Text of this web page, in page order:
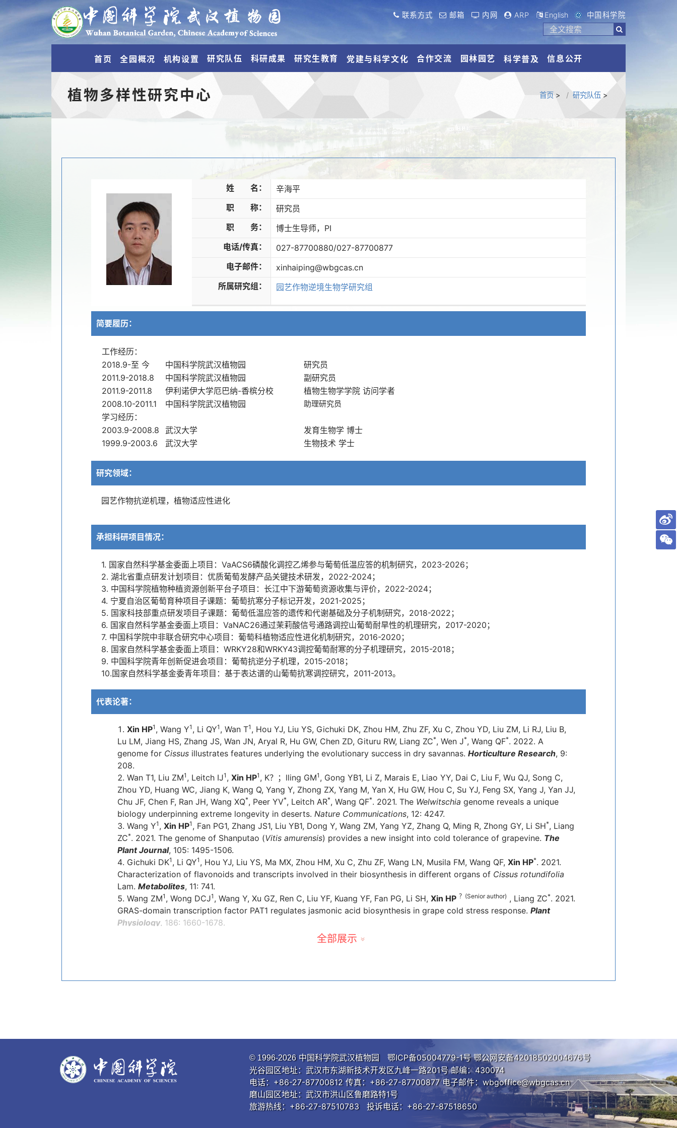
联系方式 邮箱 内网 ARP English 中国科学院
首页 全园概况 机构设置 研究队伍 科研成果 研究生教育 党建与科学文化 合作交流 园林园艺 科学普及 信息公开
植物多样性研究中心 首页> 研究队伍>
姓 名：
辛海平
职 称：
研究员
职 务：
博士生导师，PI
电话/传真：
027-87700880/027-87700877
电子邮件：
xinhaiping@wbgcas.cn
所属研究组：
园艺作物逆境生物学研究组
简要履历：
工作经历：
2018.9-至 今
中国科学院武汉植物园
研究员
2011.9-2018.8
中国科学院武汉植物园
副研究员
2011.9-2011.8
伊利诺伊大学厄巴纳-香槟分校
植物生物学学院 访问学者
2008.10-2011.1
中国科学院武汉植物园 助理研究员
学习经历：
2003.9-2008.8
武汉大学
发育生物学 博士
1999.9-2003.6
武汉大学 生物技术 学士
研究领域：
园艺作物抗逆机理，植物适应性进化
承担科研项目情况：
1. 国家自然科学基金委面上项目：VaACS6磷酸化调控乙烯参与葡萄低温应答的机制研究，2023-2026；
2. 湖北省重点研发计划项目：优质葡萄发酵产品关键技术研发，2022-2024；
3. 中国科学院植物种植资源创新平台子项目：长江中下游葡萄资源收集与评价，2022-2024；
4. 宁夏自治区葡萄育种项目子课题：葡萄抗寒分子标记开发，2021-2025；
5. 国家科技部重点研发项目子课题：葡萄低温应答的遗传和代谢基础及分子机制研究，2018-2022；
6. 国家自然科学基金委面上项目：VaNAC26通过茉莉酸信号通路调控山葡萄耐旱性的机理研究，2017-2020；
7. 中国科学院中非联合研究中心项目：葡萄科植物适应性进化机制研究，2016-2020；
8. 国家自然科学基金委面上项目：WRKY28和WRKY43调控葡萄耐寒的分子机理研究，2015-2018；
9. 中国科学院青年创新促进会项目：葡萄抗逆分子机理，2015-2018；
10.国家自然科学基金委青年项目：基于表达谱的山葡萄抗寒调控研究，2011-2013。
代表论著：
Xin HP1 , Wang Y1 , Li QY1 , Wan T1 , Hou YJ, Liu YS, Gichuki DK, Zhou HM, Zhu ZF, Xu C, Zhou YD, Liu ZM, Li RJ, Liu B,
Lu LM, Jiang HS, Zhang JS, Wan JN, Aryal R, Hu GW, Chen ZD, Gituru RW, Liang ZC*, Wen J*, Wang QF*. 2022. A
genome for Cissus illustrates features underlying the evolutionary success in dry savannas. Horticulture Research, 9:
208.
Wan T1, Liu ZM1 , Leitch IJ1 , Xin HP1 , K？；lling GM1 , Gong YB1, Li Z, Marais E, Liao YY, Dai C, Liu F, Wu QJ, Song C,
Zhou YD, Huang WC, Jiang K, Wang Q, Yang Y, Zhong ZX, Yang M, Yan X, Hu GW, Hou C, Su YJ, Feng SX, Yang J, Yan JJ,
Chu JF, Chen F, Ran JH, Wang XQ*, Peer YV*, Leitch AR*, Wang QF*. 2021. The Welwitschia genome reveals a unique
biology underpinning extreme longevity in deserts. Nature Communications, 12: 4247.
Wang Y1 , Xin HP1 , Fan PG1, Zhang JS1, Liu YB1, Dong Y, Wang ZM, Yang YZ, Zhang Q, Ming R, Zhong GY, Li SH*, Liang
ZC*. 2021. The genome of Shanputao (Vitis amurensis) provides a new insight into cold tolerance of grapevine. The
Plant Journal, 105: 1495-1506.
Gichuki DK1 , Li QY1 , Hou YJ, Liu YS, Ma MX, Zhou HM, Xu C, Zhu ZF, Wang LN, Musila FM, Wang QF, Xin HP*. 2021.
Characterization of flavonoids and transcripts involved in their biosynthesis in different organs of Cissus rotundifolia
Lam. Metabolites, 11: 741.
Wang ZM1 , Wong DCJ1 , Wang Y, Xu GZ, Ren C, Liu YF, Kuang YF, Fan PG, Li SH, Xin HP ？(Senior author) , Liang ZC*. 2021.
GRAS-domain transcription factor PAT1 regulates jasmonic acid biosynthesis in grape cold stress response. Plant
Physiology, 186: 1660-1678.
, Zhu ZF, Chai FM, Sun XM, Wang ZM, Yang L, Wang QF,
buds during cold acclimation. Scientia Horticulturae
transgenic Arabidopsis.Plant Cell Reports, 39: 621-634.
with increased nuclear localization under low temperature,
enhances cold tolerance of plants.Plant Molecular Biology, 100(1-2): 95-110.
Sun XM
1, Zhu ZF , Zhang LL, Fang LC, Zhang JS, Wang QF, Li SH, Liang ZC,Xin HP*. 2019. Overexpression of
ethylene response factors
VaERF080andVaERF087fromVitis amurensisenhances cold tolerance in Arabidopsis.
, 243: 320-326.
Chai FM, Liu WW, Xiang Y, Meng XB, Sun XM, Cheng C, Liu GT, Duan LX, Xin HP , Li SH*. 2019. Comparative
Horticulture Research, 6: 8.
*
全部展示
© 1996-2026中国科学院武汉植物园鄂ICP备05004779-1号鄂公网安备42018502004676号
光谷园区地址：武汉市东湖新技术开发区九峰一路201号 邮编：430074
电话：+86-27-87700812 传真：+86-27-87700877 电子邮件：wbgoffice@wbgcas.cn
磨山园区地址：武汉市洪山区鲁磨路特1号
旅游热线：+86-27-87510783 投诉电话：+86-27-87518650